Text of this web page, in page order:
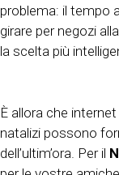
problema: il tempo
girare per negozi
la scelta più
È allora che
natalizi possono
dell’ultim’ora. Per il